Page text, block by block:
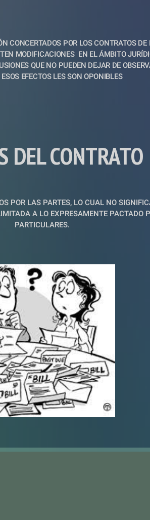
CONCERTADOS POR LOS CONTRATOS DE
MODIFICACIONES  EN EL ÁMBITO
QUE NO PUEDEN DEJAR DE
EFECTOS LES SON OPONIBLES
DEL CONTRATO
POR LAS PARTES, LO CUAL NO
A LO EXPRESAMENTE PACTADO
PARTICULARES.